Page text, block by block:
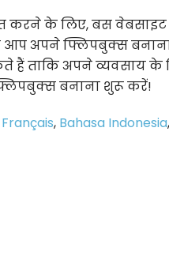
के लिए, बस वेबसाइट
से आप अपने फ्लिपबुक्स
हैं ताकि अपने व्यवसाय के
बनाना शुरू करें!
Français, Bahasa Indonesia,